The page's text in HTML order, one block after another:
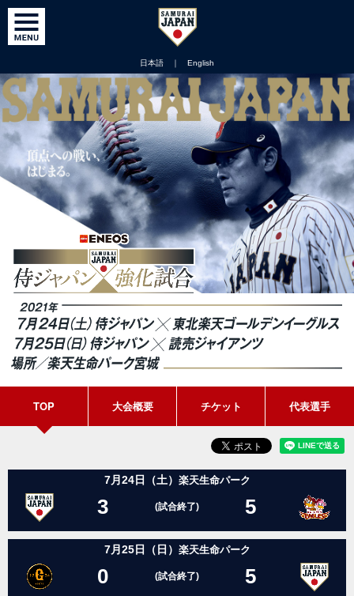
日本語 ｜ English
TOP 大会概要 チケット 代表選手
7月24日（土） 楽天生命パーク
3 (試合終了) 5
7月25日（日） 楽天生命パーク
0 (試合終了) 5